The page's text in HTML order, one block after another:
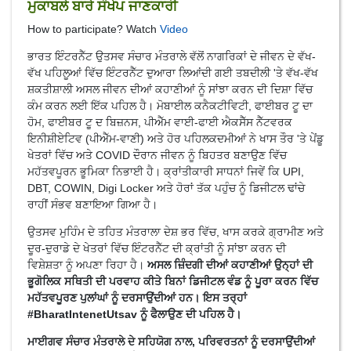
ਮੁਕਾਬਲੇ ਬਾਰੇ ਸੰਖੇਪ ਜਾਣਕਾਰੀ
How to participate? Watch Video
ਭਾਰਤ ਇੰਟਰਨੈੱਟ ਉਤਸਵ ਸੰਚਾਰ ਮੰਤਰਾਲੇ ਵੱਲੋਂ ਨਾਗਰਿਕਾਂ ਦੇ ਜੀਵਨ ਦੇ ਵੱਖ-
ਵੱਖ ਪਹਿਲੂਆਂ ਵਿੱਚ ਇੰਟਰਨੈੱਟ ਦੁਆਰਾ ਲਿਆਂਦੀ ਗਈ ਤਬਦੀਲੀ 'ਤੇ ਵੱਖ-ਵੱਖ
ਸ਼ਕਤੀਸ਼ਾਲੀ ਅਸਲ ਜੀਵਨ ਦੀਆਂ ਕਹਾਣੀਆਂ ਨੂੰ ਸਾਂਝਾ ਕਰਨ ਦੀ ਦਿਸ਼ਾ ਵਿੱਚ
ਕੰਮ ਕਰਨ ਲਈ ਇੱਕ ਪਹਿਲ ਹੈ। ਮੋਬਾਈਲ ਕਨੈਕਟੀਵਿਟੀ, ਫਾਈਬਰ ਟੂ ਦਾ
ਹੋਮ, ਫਾਈਬਰ ਟੂ ਦ ਬਿਜ਼ਨਸ, ਪੀਐੱਮ ਵਾਈ-ਫਾਈ ਐਕਸੈੱਸ ਨੈੱਟਵਰਕ
ਇਨੀਸ਼ੀਏਟਿਵ (ਪੀਐੱਮ-ਵਾਣੀ) ਅਤੇ ਹੋਰ ਪਹਿਲਕਦਮੀਆਂ ਨੇ ਖਾਸ ਤੌਰ 'ਤੇ ਪੇਂਡੂ
ਖੇਤਰਾਂ ਵਿੱਚ ਅਤੇ COVID ਦੌਰਾਨ ਜੀਵਨ ਨੂੰ ਬਿਹਤਰ ਬਣਾਉਣ ਵਿੱਚ
ਮਹੱਤਵਪੂਰਨ ਭੂਮਿਕਾ ਨਿਭਾਈ ਹੈ। ਕ੍ਰਾਂਤੀਕਾਰੀ ਸਾਧਨਾਂ ਜਿਵੇਂ ਕਿ UPI,
DBT, COWIN, Digi Locker ਅਤੇ ਹੋਰਾਂ ਤੱਕ ਪਹੁੰਚ ਨੂੰ ਡਿਜੀਟਲ ਢਾਂਚੇ
ਰਾਹੀਂ ਸੰਭਵ ਬਣਾਇਆ ਗਿਆ ਹੈ।
ਉਤਸਵ ਮੁਹਿੰਮ ਦੇ ਤਹਿਤ ਮੰਤਰਾਲਾ ਦੇਸ਼ ਭਰ ਵਿੱਚ, ਖਾਸ ਕਰਕੇ ਗ੍ਰਾਮੀਣ ਅਤੇ
ਦੂਰ-ਦੁਰਾਡੇ ਦੇ ਖੇਤਰਾਂ ਵਿੱਚ ਇੰਟਰਨੈੱਟ ਦੀ ਕ੍ਰਾਂਤੀ ਨੂੰ ਸਾਂਝਾ ਕਰਨ ਦੀ
ਵਿਸ਼ੇਸ਼ਤਾ ਨੂੰ ਅਪਣਾ ਰਿਹਾ ਹੈ। ਅਸਲ ਜ਼ਿੰਦਗੀ ਦੀਆਂ ਕਹਾਣੀਆਂ ਉਨ੍ਹਾਂ ਦੀ
ਭੂਗੋਲਿਕ ਸਥਿਤੀ ਦੀ ਪਰਵਾਹ ਕੀਤੇ ਬਿਨਾਂ ਡਿਜੀਟਲ ਵੰਡ ਨੂੰ ਪੂਰਾ ਕਰਨ ਵਿੱਚ
ਮਹੱਤਵਪੂਰਣ ਪੁਲਾਂਘਾਂ ਨੂੰ ਦਰਸਾਉਂਦੀਆਂ ਹਨ। ਇਸ ਤਰ੍ਹਾਂ
#BharatIntenetUtsav ਨੂੰ ਫੈਲਾਉਣ ਦੀ ਪਹਿਲ ਹੈ।
ਮਾਈਗਵ ਸੰਚਾਰ ਮੰਤਰਾਲੇ ਦੇ ਸਹਿਯੋਗ ਨਾਲ, ਪਰਿਵਰਤਨਾਂ ਨੂੰ ਦਰਸਾਉਂਦੀਆਂ